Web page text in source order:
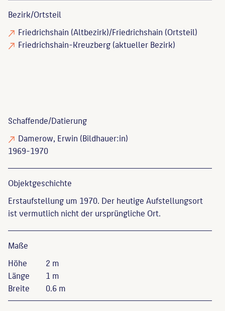
Bezirk/Ortsteil
Friedrichshain (Altbezirk)/Friedrichshain (Ortsteil)
Friedrichshain-Kreuzberg (aktueller Bezirk)
Schaffende/Datierung
Damerow, Erwin (Bildhauer:in)
1969-1970
Objekt­geschichte
Erstaufstellung um 1970. Der heutige Aufstellungsort
ist vermutlich nicht der ursprüngliche Ort.
Maße
Höhe
Länge
Breite
2 m
1 m
0.6 m